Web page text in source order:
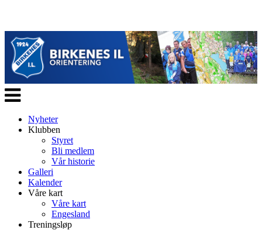
Veksle
navigasjon
Nyheter
Klubben
Styret
Bli medlem
Vår historie
Galleri
Kalender
Våre kart
Våre kart
Engesland
Treningsløp